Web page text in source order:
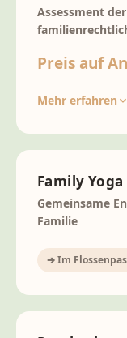
Assessment
Preis auf
Mehr erfahren
Family Yoga
Gemeinsame
Familie
➔ Im